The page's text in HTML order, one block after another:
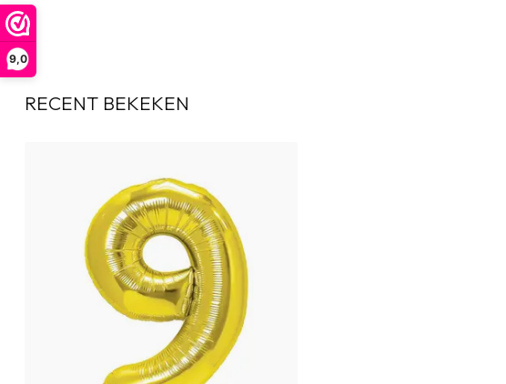
9,0
RECENT BEKEKEN